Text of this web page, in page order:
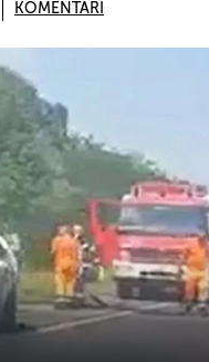
KOMENTARI